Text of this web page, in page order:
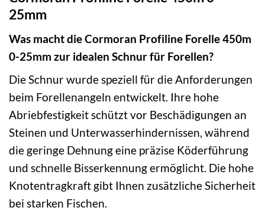
25mm
Was macht die Cormoran Profiline Forelle 450m
0-25mm zur idealen Schnur für Forellen?
Die Schnur wurde speziell für die Anforderungen
beim Forellenangeln entwickelt. Ihre hohe
Abriebfestigkeit schützt vor Beschädigungen an
Steinen und Unterwasserhindernissen, während
die geringe Dehnung eine präzise Köderführung
und schnelle Bisserkennung ermöglicht. Die hohe
Knotentragkraft gibt Ihnen zusätzliche Sicherheit
bei starken Fischen.